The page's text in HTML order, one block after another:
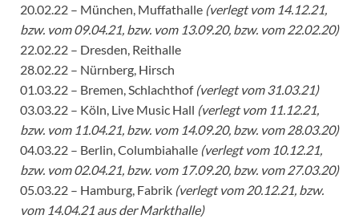
20.02.22 – München, Muffathalle (verlegt vom 14.12.21,
bzw. vom 09.04.21, bzw. vom 13.09.20, bzw. vom 22.02.20)
22.02.22 – Dresden, Reithalle
28.02.22 – Nürnberg, Hirsch
01.03.22 – Bremen, Schlachthof (verlegt vom 31.03.21)
03.03.22 – Köln, Live Music Hall (verlegt vom 11.12.21,
bzw. vom 11.04.21, bzw. vom 14.09.20, bzw. vom 28.03.20)
04.03.22 – Berlin, Columbiahalle (verlegt vom 10.12.21,
bzw. vom 02.04.21, bzw. vom 17.09.20, bzw. vom 27.03.20)
05.03.22 – Hamburg, Fabrik (verlegt vom 20.12.21, bzw.
vom 14.04.21 aus der Markthalle)